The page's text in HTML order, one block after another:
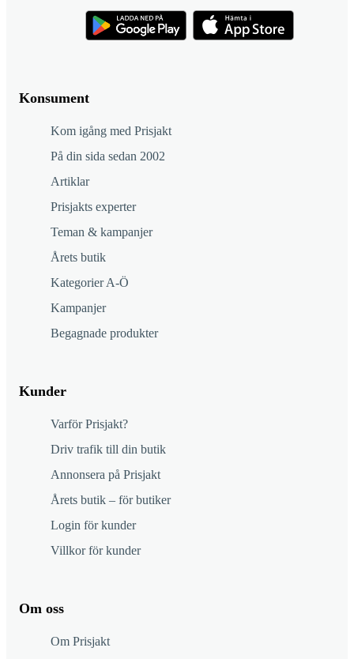
Konsument
Kom igång med Prisjakt
På din sida sedan 2002
Artiklar
Prisjakts experter
Teman & kampanjer
Årets butik
Kategorier A-Ö
Kampanjer
Begagnade produkter
Kunder
Varför Prisjakt?
Driv trafik till din butik
Annonsera på Prisjakt
Årets butik – för butiker
Login för kunder
Villkor för kunder
Om oss
Om Prisjakt